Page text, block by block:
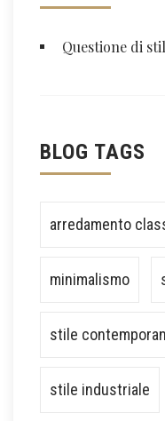
Questione di
BLOG TAGS
arredamento
minimalismo
stile
stile industriale